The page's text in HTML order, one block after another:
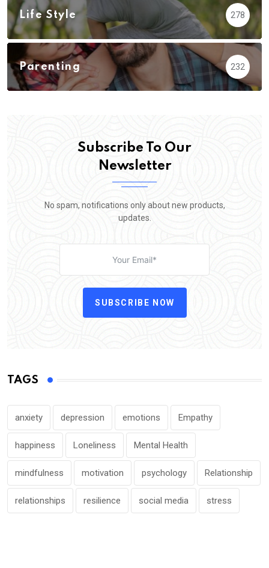
Life Style 278
Parenting 232
Subscribe To Our
Newsletter
No spam, notifications only about new products,
updates.
SUBSCRIBE NOW
TAGS
anxiety depression emotions Empathy
happiness Loneliness Mental Health
mindfulness motivation psychology Relationship
relationships resilience social media stress